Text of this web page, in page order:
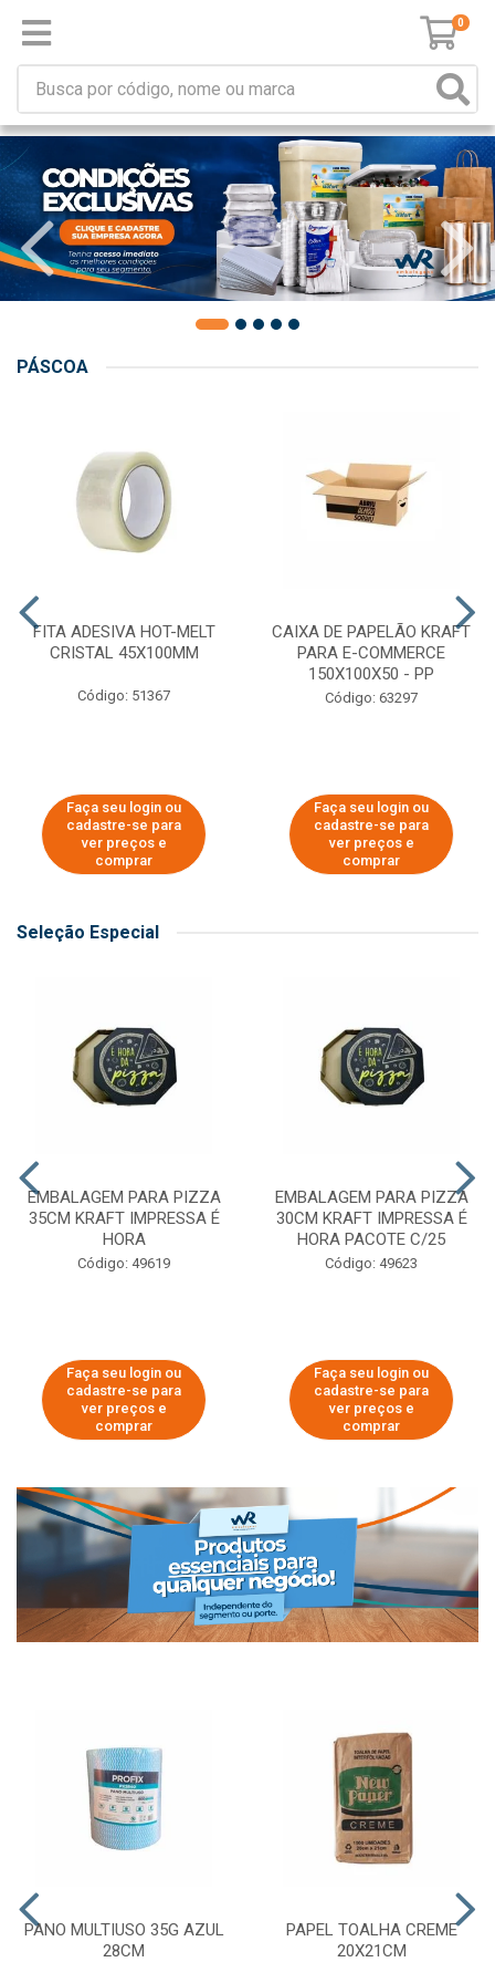
0
PÁSCOA
FITA ADESIVA HOT-MELT
CRISTAL 45X100MM
Código: 51367
Faça seu login ou
cadastre-se para
ver preços e
comprar
CAIXA DE PAPELÃO KRAFT
PARA E-COMMERCE
150X100X50 - PP
Código: 63297
Faça seu login ou
cadastre-se para
ver preços e
comprar
Seleção Especial
EMBALAGEM PARA PIZZA
35CM KRAFT IMPRESSA É
HORA
Código: 49619
Faça seu login ou
cadastre-se para
ver preços e
comprar
EMBALAGEM PARA PIZZA
30CM KRAFT IMPRESSA É
HORA PACOTE C/25
Código: 49623
Faça seu login ou
cadastre-se para
ver preços e
comprar
PANO MULTIUSO 35G AZUL
28CM
PAPEL TOALHA CREME
20X21CM